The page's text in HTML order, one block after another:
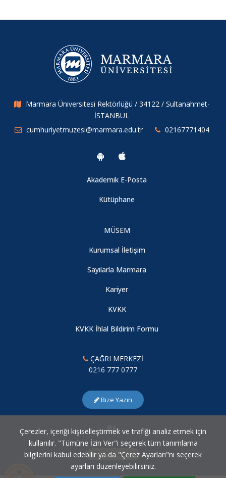
Marmara Üniversitesi Rektörlüğü / 34122 / Sultanahmet-
İSTANBUL
cumhuriyetmuzesi@marmara.edu.tr
02167771404
Akademik E-Posta
Kütüphane
MÜSEM
Kurumsal İletişim
Sayılarla Marmara
Kariyer
KVKK
KVKK İhlal Bildirim Formu
ÇAĞRI MERKEZİ
0216 777 0777
Bize Yazın
Çerez Ayarları
Çerezler, içeriği kişiselleştirmek ve trafiği analiz etmek için
kullanılır. "Tümüne İzin Ver"i seçerek tüm tanımlama
bilgilerini kabul edebilir ya da "Çerez Ayarları"nı seçerek
ayarları düzenleyebilirsiniz.